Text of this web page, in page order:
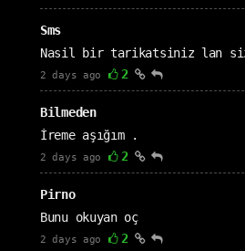
Sms
Nasil bir tarikatsiniz lan
2 days ago 2
Bilmeden
İreme aşığım .
2 days ago 2
Pirno
Bunu okuyan oç
2 days ago 2